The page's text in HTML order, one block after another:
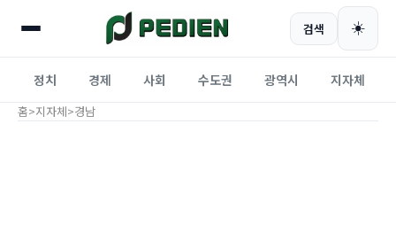
검색 ☀️
정치 경제 사회 수도권 광역시 지자체
홈>지자체>경남